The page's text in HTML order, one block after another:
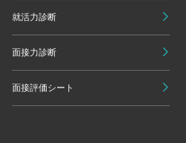
就活力診断
面接力診断
面接評価シート